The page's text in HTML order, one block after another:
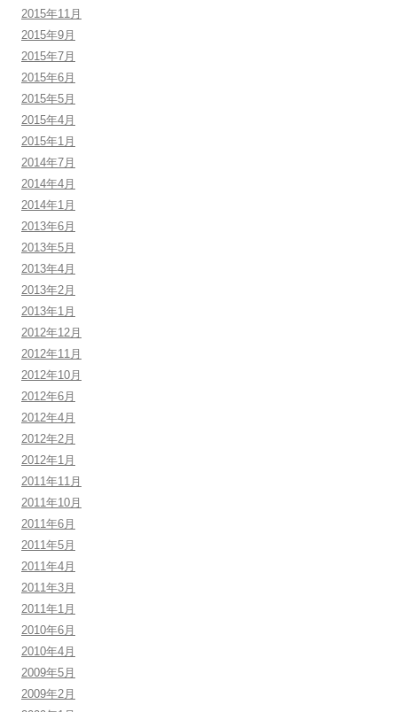
2015年11月
2015年9月
2015年7月
2015年6月
2015年5月
2015年4月
2015年1月
2014年7月
2014年4月
2014年1月
2013年6月
2013年5月
2013年4月
2013年2月
2013年1月
2012年12月
2012年11月
2012年10月
2012年6月
2012年4月
2012年2月
2012年1月
2011年11月
2011年10月
2011年6月
2011年5月
2011年4月
2011年3月
2011年1月
2010年6月
2010年4月
2009年5月
2009年2月